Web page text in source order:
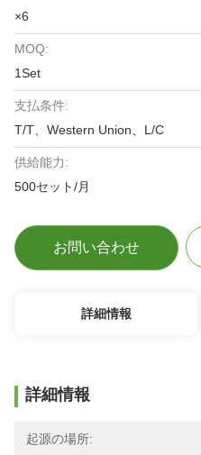
×6
MOQ:
1Set
支払条件:
T/T、Western Union、L/C
供給能力:
500セット/月
お問い合わせ
詳細情報
詳細情報
起源の場所: